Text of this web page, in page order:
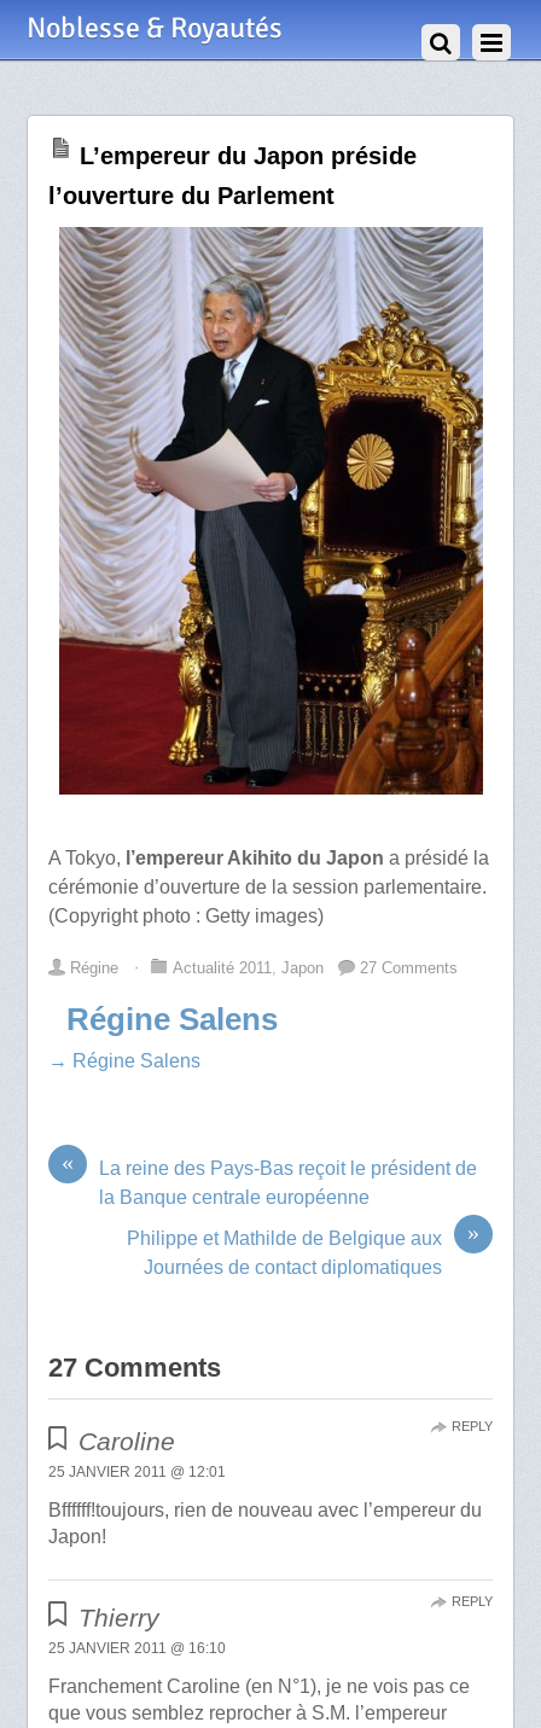
Noblesse & Royautés
L’empereur du Japon préside
l’ouverture du Parlement
A Tokyo, l’empereur Akihito du Japon a présidé la
cérémonie d’ouverture de la session parlementaire.
(Copyright photo : Getty images)
Régine ⋅ Actualité 2011 Japon 27 Comments
Régine Salens
→ Régine Salens
«
La reine des Pays-Bas reçoit le président de
la Banque centrale européenne
»
Philippe et Mathilde de Belgique aux
Journées de contact diplomatiques
27 Comments
Caroline
25 JANVIER 2011 @ 12:01
Bffffff!toujours, rien de nouveau avec l’empereur du
Japon!
REPLY
Thierry
25 JANVIER 2011 @ 16:10
Franchement Caroline (en N°1), je ne vois pas ce
que vous semblez reprocher à S.M. l’empereur
REPLY